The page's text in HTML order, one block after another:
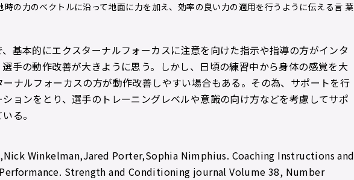
の力のベクトルに沿って地面に力を加え、効率の良い力の適用を行うように伝える言 葉
基本的にエクスターナルフォーカスに注意を向けた指示や指導の方がインタ
手の動作改善が大きように思う。しかし、日頃の練習中から身体の感覚を大
ナルフォーカスの方が動作改善しやすい場合もある。その為、サポートを行
ョンをとり、選手のトレーニングレベルや意識の向け方などを考慮してサポ
る。
Winkelman,Jared Porter,Sophia Nimphius. Coaching Instructions and
Strength and Conditioning journal Volume 38, Number